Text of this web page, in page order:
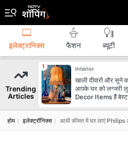
इलेक्ट्रानिक्स फैशन ब्‍यूटी
Trending
Articles
Interior
खाली दीवारों और सूने
आपके घर को लग्जरी
Decor Items हैं बेस्ट
होम इलेक्ट्रॉनिक्स आधी कीमत में घर लाएं